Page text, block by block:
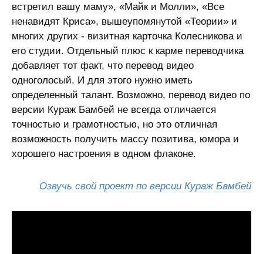
встретил вашу маму», «Майк и Молли», «Все
ненавидят Криса», вышеупомянутой «Теории» и
многих других - визитная карточка Колесникова и
его студии. Отдельный плюс к карме переводчика
добавляет тот факт, что перевод видео
одноголосый. И для этого нужно иметь
определенный талант. Возможно, перевод видео по
версии Кураж Бамбей не всегда отличается
точностью и грамотностью, но это отличная
возможность получить массу позитива, юмора и
хорошего настроения в одном флаконе.
Озвучь свой проект по версии Кураж Бамбей